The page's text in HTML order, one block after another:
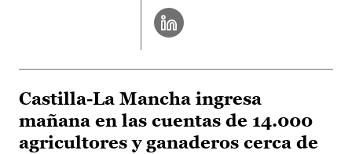
Castilla-La Mancha ingresa
mañana en las cuentas de 14.000
agricultores y ganaderos cerca de